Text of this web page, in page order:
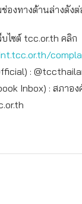
องทางด้านล่างดังต่
บไซต์ tcc.or.th คลิก
:
Inbox) : สภาอง